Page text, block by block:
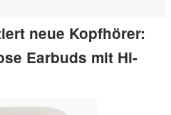
neue Kopfhörer:
Earbuds mit Hi-